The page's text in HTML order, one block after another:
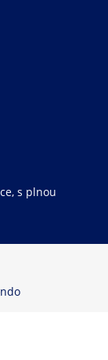
s plnou